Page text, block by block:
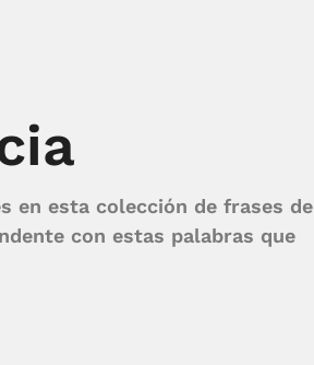
en esta colección de frases de
con estas palabras que